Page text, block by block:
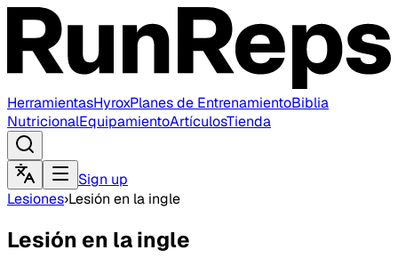
HerramientasHyroxPlanes de EntrenamientoBiblia
NutricionalEquipamientoArtículosTienda
Sign up
Lesiones›Lesión en la ingle
Lesión en la ingle